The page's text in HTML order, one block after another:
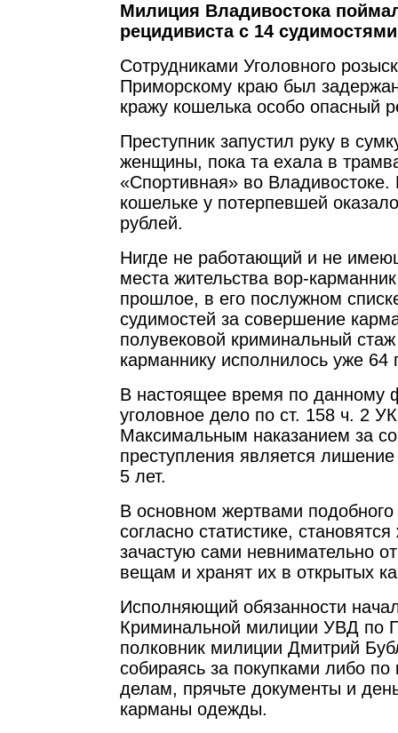
Милиция Владивостока
рецидивиста с 14 судимостями
Сотрудниками Уголовного
Приморскому краю был
кражу кошелька особо опасный
Преступник запустил руку в
женщины, пока та ехала в
«Спортивная» во
кошельке у потерпевшей
рублей.
Нигде не работающий и не
места жительства вор-
прошлое, в его послужном
судимостей за совершение
полувековой криминальный
карманнику исполнилось уже 64
В настоящее время по данному
уголовное дело по ст. 158 ч. 2
Максимальным наказанием за
преступления является
5 лет.
В основном жертвами
согласно статистике,
зачастую сами невнимательно
вещам и хранят их в открытых
Исполняющий обязанности
Криминальной милиции УВД по
полковник милиции Дмитрий
собираясь за покупками либо
делам, прячьте документы и
карманы одежды.